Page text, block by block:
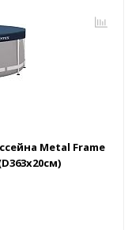
Metal Frame